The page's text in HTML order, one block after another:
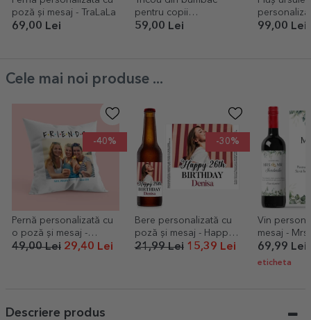
poză și mesaj - TraLaLa
69,00 Lei
pentru copii
personalizat cu text -
59,00 Lei
și inimioare
99,00 Lei
Cele mai noi produse ...
-40%
Pernă personalizată cu
o poză și mesaj -
FRIENDS
49,00 Lei 29,40 Lei
-30%
Bere personalizată cu
poză și mesaj - Happy
birthday
21,99 Lei15,39 Lei
Vin
mesaj - Mrs
69,99 Lei
eticheta
Descriere produs